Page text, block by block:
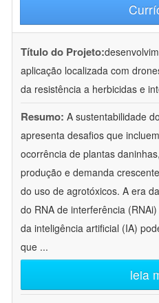
Título do Projeto:
aplicação localizada com
da resistência a herbicidas e
Resumo: A sustentabilidade
apresenta desafios que
ocorrência de plantas
produção e demanda
do uso de agrotóxicos. A era
do RNA de interferência
da inteligência artificial (IA)
que ...
leia